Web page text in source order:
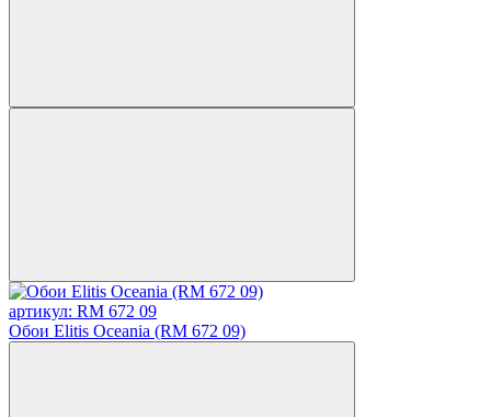
артикул: RM 672 09
Обои Elitis Oceania (RM 672 09)